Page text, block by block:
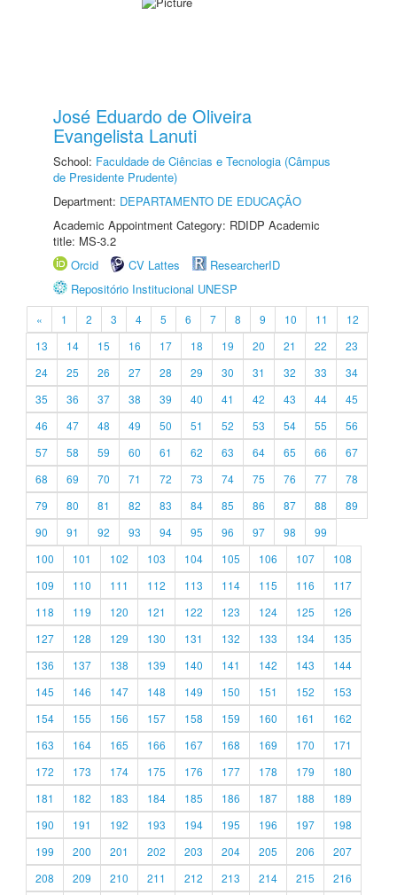
José Eduardo de Oliveira
Evangelista Lanuti
School: Faculdade de Ciências e Tecnologia (Câmpus
de Presidente Prudente)
Department: DEPARTAMENTO DE EDUCAÇÃO
Academic Appointment Category: RDIDP Academic
title: MS-3.2
Orcid
CV Lattes
ResearcherID
Repositório Institucional UNESP
« 1 2 3 4 5 6 7 8 9 10 11
12
13
14 15 16 17 18 19 20 21 22
23
24
25 26 27 28 29 30 31 32 33
34
35
36 37 38 39 40 41 42 43 44
45
46
47 48 49 50 51 52 53 54 55
56
57
58 59 60 61 62 63 64 65 66
67
68
69 70 71 72 73 74 75 76 77
78
79
80 81 82 83 84 85 86 87 88
89
90
91 92 93 94 95 96 97 98
99
100
101 102 103 104 105 106 107
108
109
110 111 112 113 114 115 116
117
118
119 120 121 122 123 124 125
126
127
128 129 130 131 132 133 134
135
136
137 138 139 140 141 142 143
144
145
146 147 148 149 150 151 152
153
154
155 156 157 158 159 160 161
162
163
164 165 166 167 168 169 170
171
172
173 174 175 176 177 178 179
180
181
182 183 184 185 186 187 188
189
190
191 192 193 194 195 196 197
198
199
200 201 202 203 204 205 206
207
208
209 210 211 212 213 214 215
216